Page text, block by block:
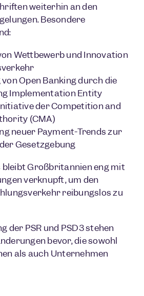
weiterhin an den
Besondere
Wettbewerb und Innovation
Open Banking durch die
Implementation Entity
Initiative der Competition and
(CMA)
neuer Payment-Trends zur
Gesetzgebung
Großbritannien eng mit
verknüpft, um den
reibungslos zu
der PSR und PSD3 stehen
bevor, die sowohl
als auch Unternehmen